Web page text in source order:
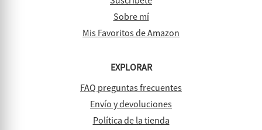
Sobre mí
Mis Favoritos de Amazon
EXPLORAR
FAQ preguntas frecuentes
Envío y devoluciones
Política de la tienda